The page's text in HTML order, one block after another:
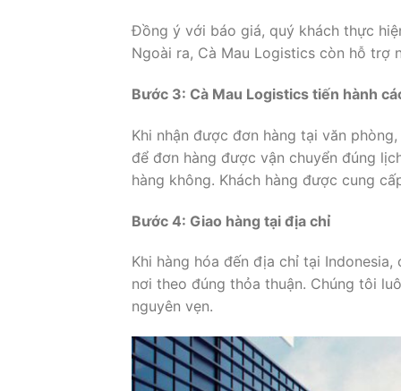
Đồng ý với báo giá, quý khách thực
Ngoài ra, Cà Mau Logistics còn hỗ trợ
Bước 3: Cà Mau Logistics tiến hành
Khi nhận được đơn hàng tại văn
để đơn hàng được vận chuyển đúng
hàng không. Khách hàng được cung
Bước 4: Giao hàng tại địa chỉ
Khi hàng hóa đến địa chỉ tại
nơi theo đúng thỏa thuận. Chúng tôi
nguyên vẹn.